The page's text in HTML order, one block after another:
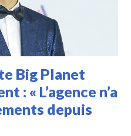
Big Planet
: « L’agence n’a
depuis